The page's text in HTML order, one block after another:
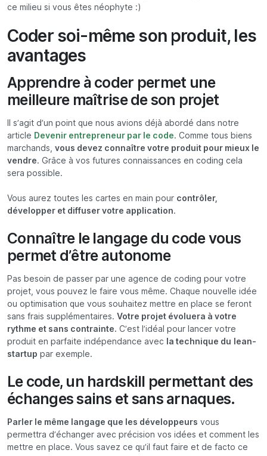
ce milieu si vous êtes néophyte :)
Coder soi-même son produit, les
avantages
Apprendre à coder permet une
meilleure maîtrise de son projet
Il s’agit d’un point que nous avions déjà abordé dans notre
article Devenir entrepreneur par le code. Comme tous biens
marchands, vous devez connaître votre produit pour mieux le
vendre. Grâce à vos futures connaissances en coding cela
sera possible.
Vous aurez toutes les cartes en main pour contrôler,
développer et diffuser votre application.
Connaître le langage du code vous
permet d’être autonome
Pas besoin de passer par une agence de coding pour votre
projet, vous pouvez le faire vous même. Chaque nouvelle idée
ou optimisation que vous souhaitez mettre en place se feront
sans frais supplémentaires. Votre projet évoluera à votre
rythme et sans contrainte. C’est l’idéal pour lancer votre
produit en parfaite indépendance avec
la technique du
lean-
startup par exemple.
Le code, un hardskill permettant des
échanges sains et sans arnaques.
Parler le même langage que les développeurs vous
permettra d’échanger avec précision vos idées et comment les
mettre en place. Vous savez ce qu’il faut faire et de facto ce